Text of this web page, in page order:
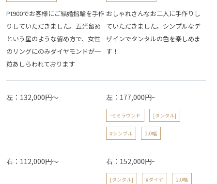
Pt900でお客様にご結婚指輪を手作
りしていただきました。五光留め
という星のような留め方で、女性
のリングにのみダイヤモンドが一
粒あしらわれております
左：132,000円～
右：112,000円～
おしゃれさんなお二人に手作りし
ていただきました。シンプルなデ
ザインでタンタルの色を楽しめま
す！
左：177,000円~
-セミラウンド [タンタル]
#シンプル 3.0幅
右：152,000円~
[タンタル] #ダイヤ 2.0幅